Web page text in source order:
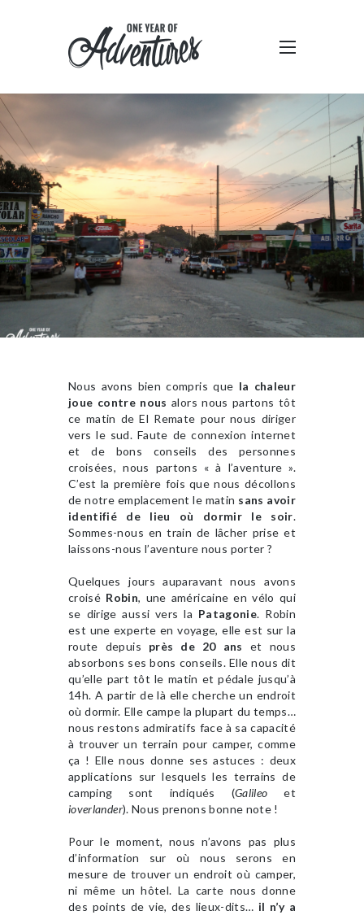
Nous avons bien compris que la chaleur
joue contre nous alors nous partons tôt
ce matin de El Remate pour nous diriger
vers le sud. Faute de connexion internet
et de bons conseils des personnes
croisées, nous partons « à l’aventure ».
C’est la première fois que nous décollons
de notre emplacement le matin sans avoir
identifié de lieu où dormir le soir.
Sommes-nous en train de lâcher prise et
laissons-nous l’aventure nous porter ?
Quelques jours auparavant nous avons
croisé Robin, une américaine en vélo qui
se dirige aussi vers la Patagonie. Robin
est une experte en voyage, elle est sur la
route depuis près de 20 ans
et nous
absorbons ses bons conseils. Elle nous dit
qu’elle part tôt le matin et pédale jusqu’à
14h. A partir de là elle cherche un endroit
où dormir. Elle campe la plupart du temps…
nous restons admiratifs face à sa capacité
à trouver un terrain pour camper, comme
ça ! Elle nous donne ses astuces : deux
applications sur lesquels les terrains de
camping sont indiqués (Galileo et
ioverlander). Nous prenons bonne note !
Pour le moment, nous n’avons pas plus
d’information sur où nous serons en
mesure de trouver un endroit où camper,
ni même un hôtel. La carte nous donne
des points de vie, des lieux-dits… il n’y a